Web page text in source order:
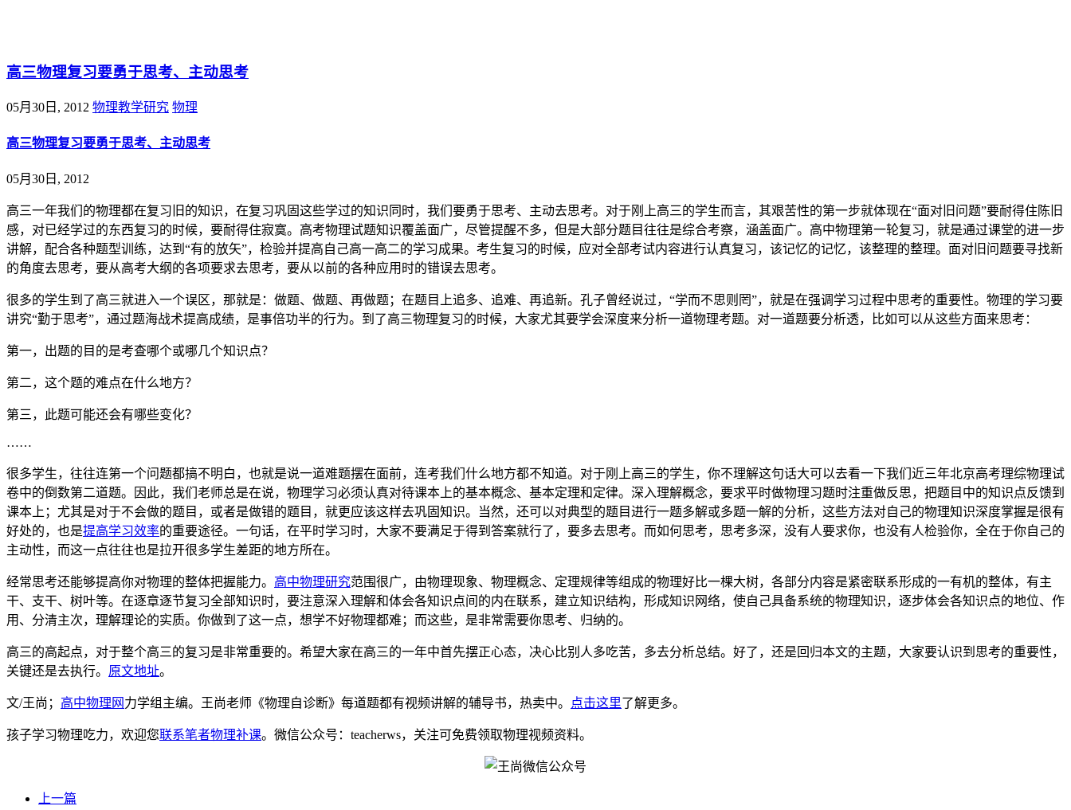
高三物理复习要勇于思考、主动思考
05月30日, 2012 物理教学研究 物理
高三物理复习要勇于思考、主动思考
05月30日, 2012
高三一年我们的物理都在复习旧的知识，在复习巩固这些学过的知识同时，我们要勇于思考、主动去思考。对于刚上高三的学生而言，其艰苦性的第一步就体现在“面对旧问题”要耐得住陈旧
感，对已经学过的东西复习的时候，要耐得住寂寞。高考物理试题知识覆盖面广，尽管提醒不多，但是大部分题目往往是综合考察，涵盖面广。高中物理第一轮复习，就是通过课堂的进一步
讲解，配合各种题型训练，达到“有的放矢”，检验并提高自己高一高二的学习成果。考生复习的时候，应对全部考试内容进行认真复习，该记忆的记忆，该整理的整理。面对旧问题要寻找新
的角度去思考，要从高考大纲的各项要求去思考，要从以前的各种应用时的错误去思考。
很多的学生到了高三就进入一个误区，那就是：做题、做题、再做题；在题目上追多、追难、再追新。孔子曾经说过，“学而不思则罔”，就是在强调学习过程中思考的重要性。物理的学习要
讲究“勤于思考”，通过题海战术提高成绩，是事倍功半的行为。到了高三物理复习的时候，大家尤其要学会深度来分析一道物理考题。对一道题要分析透，比如可以从这些方面来思考：
第一，出题的目的是考查哪个或哪几个知识点？
第二，这个题的难点在什么地方？
第三，此题可能还会有哪些变化？
……
很多学生，往往连第一个问题都搞不明白，也就是说一道难题摆在面前，连考我们什么地方都不知道。对于刚上高三的学生，你不理解这句话大可以去看一下我们近三年北京高考理综物理试
卷中的倒数第二道题。因此，我们老师总是在说，物理学习必须认真对待课本上的基本概念、基本定理和定律。深入理解概念，要求平时做物理习题时注重做反思，把题目中的知识点反馈到
课本上；尤其是对于不会做的题目，或者是做错的题目，就更应该这样去巩固知识。当然，还可以对典型的题目进行一题多解或多题一解的分析，这些方法对自己的物理知识深度掌握是很有
好处的，也是提高学习效率的重要途径。一句话，在平时学习时，大家不要满足于得到答案就行了，要多去思考。而如何思考，思考多深，没有人要求你，也没有人检验你，全在于你自己的
主动性，而这一点往往也是拉开很多学生差距的地方所在。
经常思考还能够提高你对物理的整体把握能力。 高中物理研究范围很广，由物理现象、物理概念、定理规律等组成的物理好比一棵大树，各部分内容是紧密联系形成的一有机的整体，有主
干、支干、树叶等。在逐章逐节复习全部知识时，要注意深入理解和体会各知识点间的内在联系，建立知识结构，形成知识网络，使自己具备系统的物理知识，逐步体会各知识点的地位、作
用、分清主次，理解理论的实质。你做到了这一点，想学不好物理都难；而这些，是非常需要你思考、归纳的。
高三的高起点，对于整个高三的复习是非常重要的。希望大家在高三的一年中首先摆正心态，决心比别人多吃苦，多去分析总结。好了，还是回归本文的主题，大家要认识到思考的重要性，
关键还是去执行。 原文地址。
文/王尚； 高中物理网 力学组主编。王尚老师《物理自诊断》每道题都有视频讲解的辅导书，热卖中。 点击这里了解更多。
孩子学习物理吃力，欢迎您联系笔者物理补课。微信公众号：teacherws，关注可免费领取物理视频资料。
上一篇